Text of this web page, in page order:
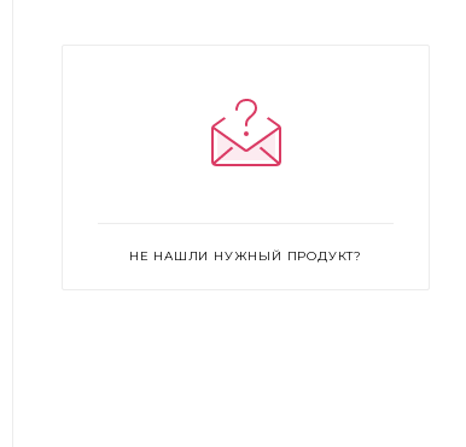
НЕ НАШЛИ НУЖНЫЙ ПРОДУКТ?